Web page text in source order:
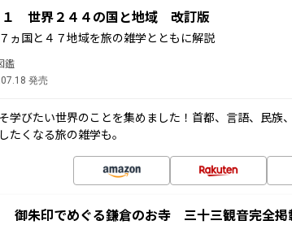
１ 世界２４４の国と地域 改訂版
ヵ国と４７地域を旅の雑学とともに解説
鑑
発売
学びたい世界のことを集めました！首都、言語、民族
たくなる旅の雑学も。
御朱印でめぐる鎌倉のお寺 三十三観音完全